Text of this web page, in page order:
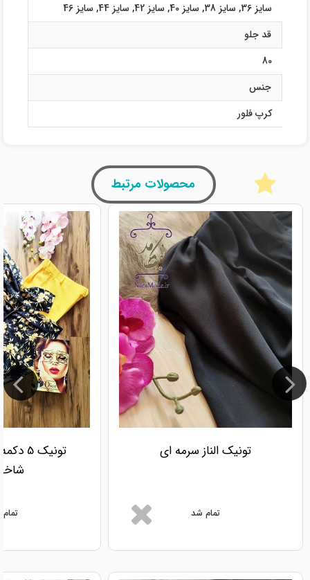
سایز 36
, سایز 38 , سایز 40 , سایز 42 , سایز 44 , سایز 46
قد جلو
80
جنس
کرپ فلور
محصولات مرتبط
تونیک الناز سرمه ای
تمام شد